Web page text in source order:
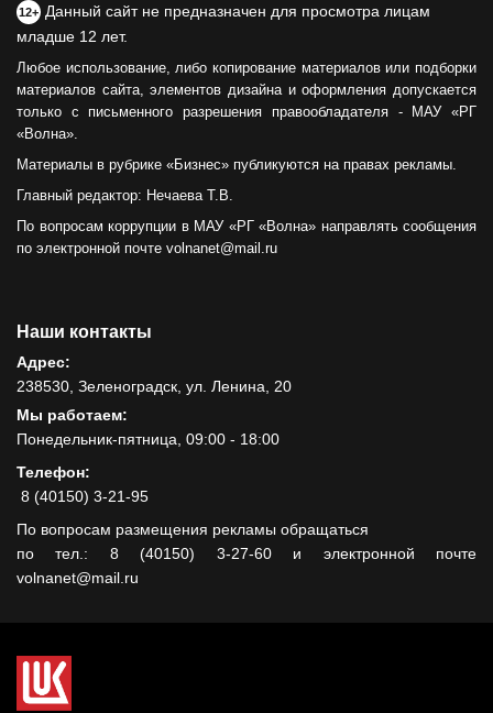
12+ Данный сайт не предназначен для просмотра лицам
младше 12 лет.
Любое использование, либо копирование материалов или подборки
материалов сайта, элементов дизайна и оформления допускается
только с письменного разрешения правообладателя - МАУ «РГ
«Волна».
Материалы в рубрике «Бизнес» публикуются на правах рекламы.
Главный редактор: Нечаева Т.В.
По вопросам коррупции в МАУ «РГ «Волна» направлять сообщения
по электронной почте volnanet@mail.ru
Наши контакты
Адрес:
238530, Зеленоградск, ул. Ленина, 20
Мы работаем:
Понедельник-пятница, 09:00 - 18:00
Телефон:
8 (40150) 3-21-95
По вопросам размещения рекламы обращаться
по тел.: 8 (40150) 3-27-60 и электронной почте
volnanet@mail.ru